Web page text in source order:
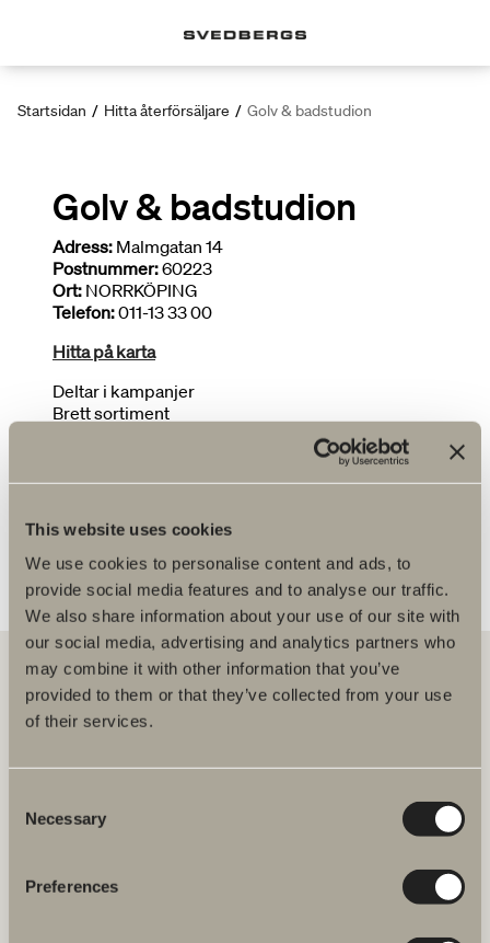
This website uses cookies
We use cookies to personalise content and ads, to
provide social media features and to analyse our traffic.
We also share information about your use of our site with
our social media, advertising and analytics partners who
may combine it with other information that you’ve
provided to them or that they’ve collected from your use
of their services.
Selection
Necessary
Preferences
Startsidan / Hitta återförsäljare / Golv & badstudion
Golv & badstudion
Adress: Malmgatan 14
Postnummer:60223
Ort: NORRKÖPING
Telefon:011-13 33 00
Hitta på karta
Deltar i kampanjer
Brett sortiment
FLER ÅTERFÖRSÄLJARE
Hos oss hittar du allt för hela badrummet. Från badrumsmöbler,
Verkstadsvägen 1
Svedbergs kundservice.